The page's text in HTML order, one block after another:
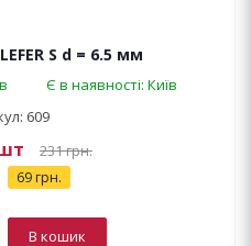
S d = 6.5 мм
Є в наявності: Київ
609
231грн.
69 грн.
В кошик